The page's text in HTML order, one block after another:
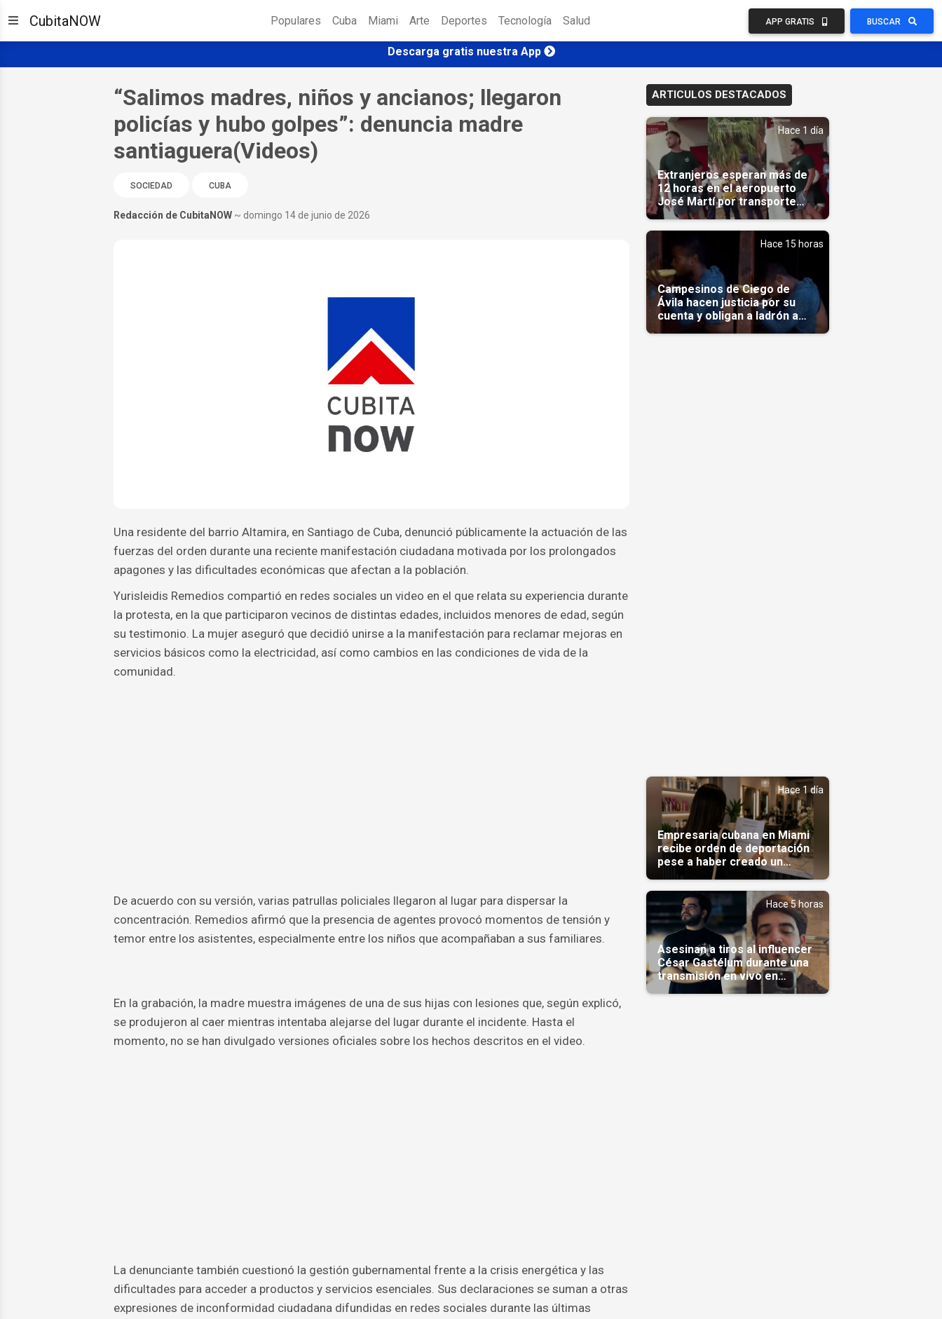
CubitaNOW Populares Cuba Miami Arte Deportes Tecnología Salud APP GRATIS BUSCAR
Descarga gratis nuestra App
“Salimos madres, niños y ancianos; llegaron
policías y hubo golpes”: denuncia madre
santiaguera(Videos)
SOCIEDAD CUBA
Redacción de CubitaNOW ~ domingo 14 de junio de 2026
Una residente del barrio Altamira, en Santiago de Cuba, denunció públicamente la actuación de las
fuerzas del orden durante una reciente manifestación ciudadana motivada por los prolongados
apagones y las dificultades económicas que afectan a la población.
Yurisleidis Remedios compartió en redes sociales un video en el que relata su experiencia durante
la protesta, en la que participaron vecinos de distintas edades, incluidos menores de edad, según
su testimonio. La mujer aseguró que decidió unirse a la manifestación para reclamar mejoras en
servicios básicos como la electricidad, así como cambios en las condiciones de vida de la
comunidad.
De acuerdo con su versión, varias patrullas policiales llegaron al lugar para dispersar la
concentración. Remedios afirmó que la presencia de agentes provocó momentos de tensión y
temor entre los asistentes, especialmente entre los niños que acompañaban a sus familiares.
En la grabación, la madre muestra imágenes de una de sus hijas con lesiones que, según explicó,
se produjeron al caer mientras intentaba alejarse del lugar durante el incidente. Hasta el
momento, no se han divulgado versiones oficiales sobre los hechos descritos en el video.
La denunciante también cuestionó la gestión gubernamental frente a la crisis energética y las
dificultades para acceder a productos y servicios esenciales. Sus declaraciones se suman a otras
expresiones de inconformidad ciudadana difundidas en redes sociales durante las últimas
ARTICULOS DESTACADOS
Hace 1 día
Extranjeros esperan más de
12 horas en el aeropuerto
José Martí por transporte
reservado semanas
antes(Video)
Hace 15 horas
Campesinos de Ciego de
Ávila hacen justicia por su
cuenta y obligan a ladrón a
comerse el maíz robado
Hace 1 día
Empresaria cubana en Miami
recibe orden de deportación
pese a haber creado un
Hace 5 horas
Asesinan a tiros al influencer
César Gastélum durante una
transmisión en vivo en
Sinaloa(Video)